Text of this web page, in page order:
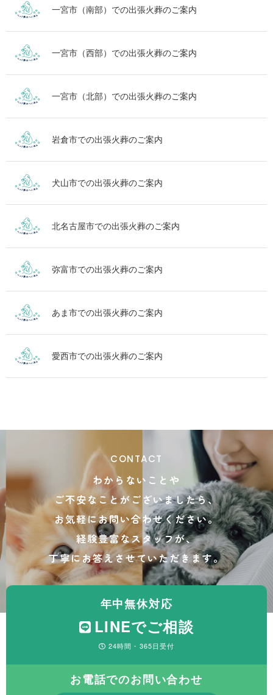
一宮市（南部）での出張火葬のご案内
一宮市（西部）での出張火葬のご案内
一宮市（北部）での出張火葬のご案内
岩倉市での出張火葬のご案内
犬山市での出張火葬のご案内
北名古屋市での出張火葬のご案内
弥富市での出張火葬のご案内
あま市での出張火葬のご案内
愛西市での出張火葬のご案内
CONTACT
わからないことや
ご不安なことがございましたら、
お気軽にお問い合わせください。
経験豊富なスタッフが、
丁寧にお答えさせていただきます。
年中無休対応
LINEでご相談
24時間・365日受付
お電話でのお問い合わせ